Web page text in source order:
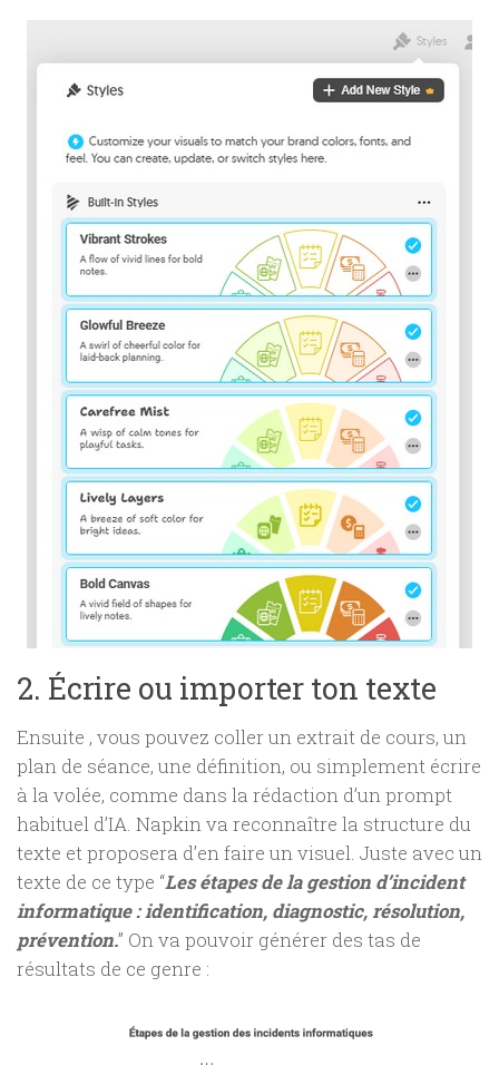
2. Écrire ou importer ton texte
Ensuite , vous pouvez coller un extrait de cours, un
plan de séance, une définition, ou simplement écrire
à la volée, comme dans la rédaction d’un prompt
habituel d’IA. Napkin va reconnaître la structure du
texte et proposera d’en faire un visuel. Juste avec un
texte de ce type “Les étapes de la gestion d’incident
informatique : identification, diagnostic, résolution,
prévention.” On va pouvoir générer des tas de
résultats de ce genre :